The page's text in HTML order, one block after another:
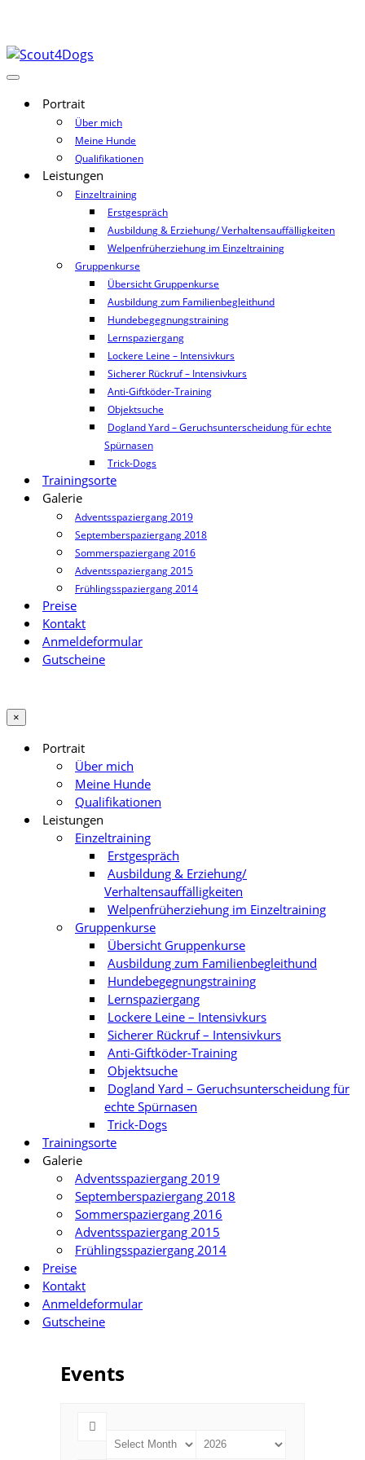
Portrait
Über mich
Meine Hunde
Qualifikationen
Leistungen
Einzeltraining
Erstgespräch
Ausbildung & Erziehung/ Verhaltensauffälligkeiten
Welpenfrüherziehung im Einzeltraining
Gruppenkurse
Übersicht Gruppenkurse
Ausbildung zum Familienbegleithund
Hundebegegnungstraining
Lernspaziergang
Lockere Leine – Intensivkurs
Sicherer Rückruf – Intensivkurs
Anti-Giftköder-Training
Objektsuche
Dogland Yard – Geruchsunterscheidung für echte
Spürnasen
Trick-Dogs
Trainingsorte
Galerie
Adventsspaziergang 2019
Septemberspaziergang 2018
Sommerspaziergang 2016
Adventsspaziergang 2015
Frühlingsspaziergang 2014
Preise
Kontakt
Anmeldeformular
Gutscheine
×
Portrait
Über mich
Meine Hunde
Qualifikationen
Leistungen
Einzeltraining
Erstgespräch
Ausbildung & Erziehung/
Verhaltensauffälligkeiten
Welpenfrüherziehung im Einzeltraining
Gruppenkurse
Übersicht Gruppenkurse
Ausbildung zum Familienbegleithund
Hundebegegnungstraining
Lernspaziergang
Lockere Leine – Intensivkurs
Sicherer Rückruf – Intensivkurs
Anti-Giftköder-Training
Objektsuche
Dogland Yard – Geruchsunterscheidung für
echte Spürnasen
Trick-Dogs
Trainingsorte
Galerie
Adventsspaziergang 2019
Septemberspaziergang 2018
Sommerspaziergang 2016
Adventsspaziergang 2015
Frühlingsspaziergang 2014
Preise
Kontakt
Anmeldeformular
Gutscheine
Events